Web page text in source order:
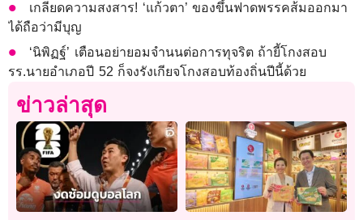
เกลียดความสงสาร! ‘แก้วตา’ ของขึ้นฟาดพรรคส้มออกมา
ได้ถือว่ามีบุญ
‘นิพิฏฐ์’ เตือนอย่ายอมจำนนต่อการทุจริต ถ้ายี้โกงสอบ
รร.นายอำเภอปี 52 ก็จงรังเกียจโกงสอบท้องถิ่นปีนี้ด้วย
ข่าวล่าสุด